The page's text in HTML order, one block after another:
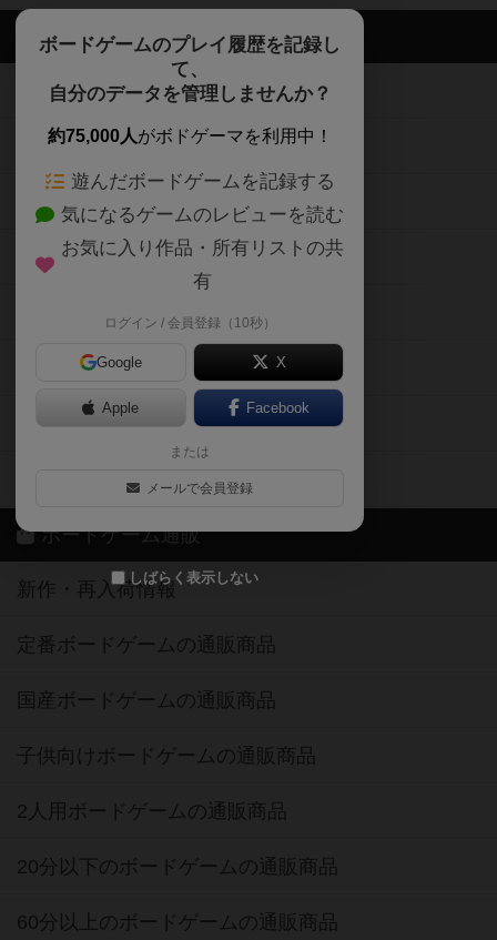
ボードゲームのプレイ履歴を記録し
て、
自分のデータを管理しませんか？
約75,000人がボドゲーマを利用中！
遊んだボードゲームを記録する
気になるゲームのレビューを読む
お気に入り作品・所有リストの共
有
ログイン / 会員登録（10秒）
Google X
Apple Facebook
または
メールで会員登録
しばらく表示しない
ボドゲーマTOP
ボードゲームを検索する
ボードゲームの新着レビュー
ボードゲーム会情報
メカニクス特集
掲示板・トピックス
ボドとも・会員一覧
ボードゲーム業界コラム
ボドゲーマご利用案内
ボードゲーム通販
新作・再入荷情報
定番ボードゲームの通販商品
国産ボードゲームの通販商品
子供向けボードゲームの通販商品
2人用ボードゲームの通販商品
20分以下のボードゲームの通販商品
60分以上のボードゲームの通販商品